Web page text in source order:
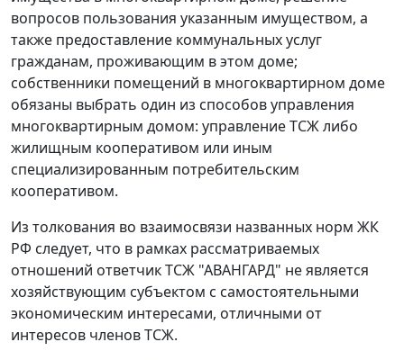
вопросов пользования указанным имуществом, а
также предоставление коммунальных услуг
гражданам, проживающим в этом доме;
собственники помещений в многоквартирном доме
обязаны выбрать один из способов управления
многоквартирным домом: управление ТСЖ либо
жилищным кооперативом или иным
специализированным потребительским
кооперативом.
Из толкования во взаимосвязи названных норм ЖК
РФ следует, что в рамках рассматриваемых
отношений ответчик ТСЖ "АВАНГАРД" не является
хозяйствующим субъектом с самостоятельными
экономическим интересами, отличными от
интересов членов ТСЖ.